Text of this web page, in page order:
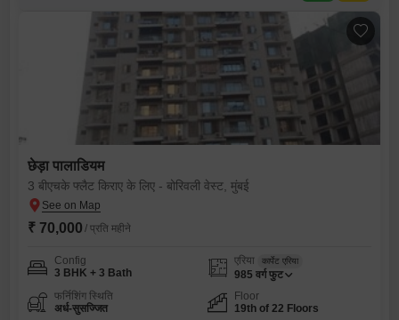
छेड़ा पालाडियम
3 बीएचके फ्लैट किराए के लिए - बोरिवली वेस्ट, मुंबई
₹ 70,000 / प्रति महीने
Config
3 BHK + 3 Bath
एरिया कार्पेट एरिया
985 वर्ग फुट
फर्निशिंग स्थिति
अर्ध-सुसज्जित
Floor
19th of 22 Floors